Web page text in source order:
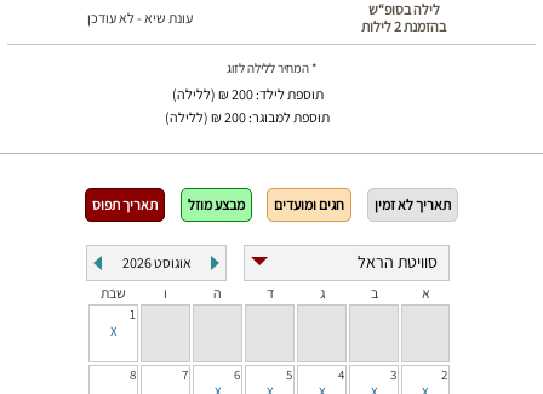
לילה בסופ“ש
בהזמנת 2 לילות
עונת שיא - לא עודכן
* המחיר ללילה לזוג
תוספת לילד: 200 ₪ (ללילה)
תוספת למבוגר: 200 ₪ (ללילה)
תאריך לא זמין חגים ומועדים מבצע מוזל תאריך תפוס
אוגוסט2026
א
ב ג ד ה ו שבת
1
2
3
4
5
6
7
8